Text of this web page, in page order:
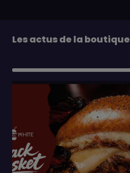
Les actus de la boutique